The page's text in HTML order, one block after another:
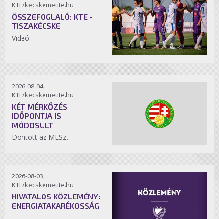
KTE/kecskemetite.hu
ÖSSZEFOGLALÓ: KTE -
TISZAKÉCSKE
Videó.
2026-08-04,
KTE/kecskemetite.hu
KÉT MÉRKŐZÉS
IDŐPONTJA IS
MÓDOSULT
Döntött az MLSZ.
2026-08-03,
KTE/kecskemetite.hu
HIVATALOS KÖZLEMÉNY:
ENERGIATAKARÉKOSSÁG